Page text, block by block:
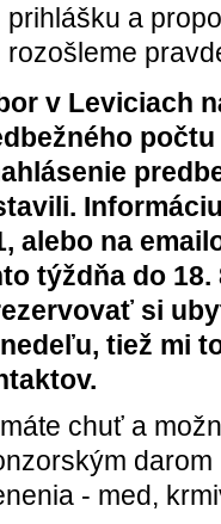
prihlášku a
rozošleme
v Leviciach
alebo na
týždňa do 18.
si
tiež mi
chuť a
- med,